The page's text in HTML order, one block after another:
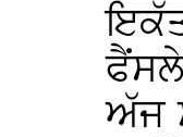
ਅੱਜ